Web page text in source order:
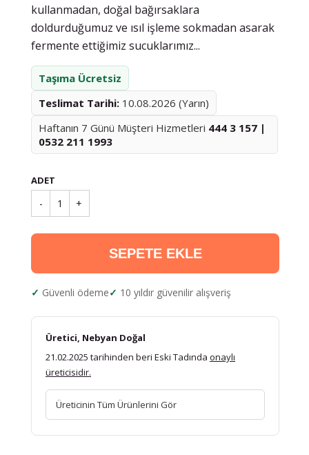
kullanmadan, doğal bağırsaklara
doldurduğumuz ve ısıl işleme sokmadan asarak
fermente ettiğimiz sucuklarımız...
Taşıma Ücretsiz
Teslimat Tarihi: 10.08.2026 (Yarın)
Haftanın 7 Günü Müşteri Hizmetleri 444 3 157 |
0532 211 1993
ADET
- 1 +
SEPETE EKLE
Güvenli ödeme 10 yıldır güvenilir alışveriş
Üretici, Nebyan Doğal
21.02.2025 tarihinden beri Eski Tadında onaylı
üreticisidir.
Üreticinin Tüm Ürünlerini Gör